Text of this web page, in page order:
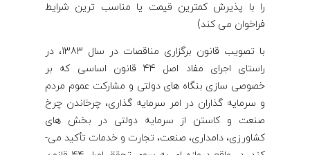
را با پذیرش کمترین قیمت یا مناسب ترین شرایط
فراخوان می کند)
با تصویب قانون برگزاری مناقصات در سال 1383، در
راستای اجرای مفاد اصل 44 قانون اساسی که بر
خصوصی سازی بنگاه های دولتی و مشارکت عموم مردم
و سرمایه گذاران در امر سرمایه گذاری، چرخاندن چرخ
صنعت و کاستن از سرمایه دولتی در بخش های
کشاورزی، دامداری، صنعت، تجارت و خدمات تأکید می­